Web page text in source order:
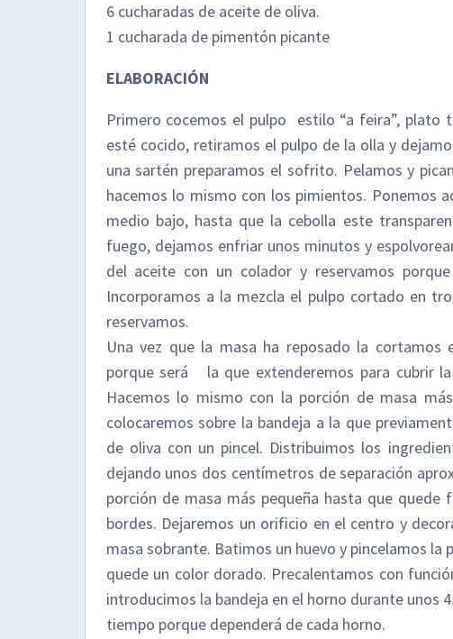
6 cucharadas de aceite de oliva.
1 cucharada de pimentón picante
ELABORACIÓN
Primero cocemos el pulpo estilo “a feira”, plato
esté cocido, retiramos el pulpo de la olla y
una sartén preparamos el sofrito. Pelamos y
hacemos lo mismo con los pimientos. Ponemos
medio bajo, hasta que la cebolla este
fuego, dejamos enfriar unos minutos y
del aceite con un colador y reservamos
Incorporamos a la mezcla el pulpo cortado en
reservamos.
Una vez que la masa ha reposado la cortamos
porque será la que extenderemos para cubrir
Hacemos lo mismo con la porción de masa
colocaremos sobre la bandeja a la que
de oliva con un pincel. Distribuimos los
dejando unos dos centímetros de separación
porción de masa más pequeña hasta que
bordes. Dejaremos un orificio en el centro y
masa sobrante. Batimos un huevo y pincelamos la
quede un color dorado. Precalentamos con
introducimos la bandeja en el horno durante unos
tiempo porque dependerá de cada horno.